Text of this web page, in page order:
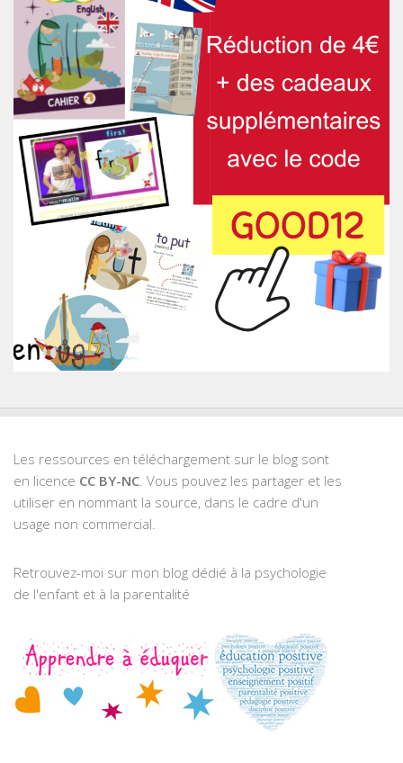
Les ressources en téléchargement sur le blog sont
en licence CC BY-NC. Vous pouvez les partager et les
utiliser en nommant la source, dans le cadre d'un
usage non commercial.
Retrouvez-moi sur mon blog dédié à la psychologie
de l'enfant et à la parentalité